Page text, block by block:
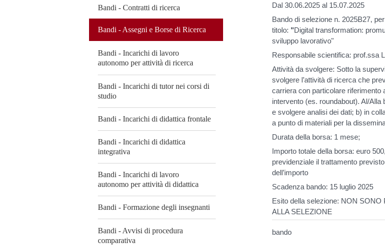
Bandi - Contratti di ricerca
Bandi - Assegni e Borse di Ricerca
Bandi - Incarichi di lavoro
autonomo per attività di ricerca
Bandi - Incarichi di tutor nei corsi di
studio
Bandi - Incarichi di didattica frontale
Bandi - Incarichi di didattica
integrativa
Bandi - Incarichi di lavoro
autonomo per attività di didattica
Bandi - Formazione degli insegnanti
Bandi - Avvisi di procedura
comparativa
Dal 30.06.2025 al 15.07.2025
Bando di selezione n. 2025B27,
titolo: "Digital transformation:
sviluppo lavorativo"
Responsabile scientifica: prof.ssa
Attività da svolgere: Sotto la
svolgere l’attività di ricerca che
carriera con particolare riferimento
intervento (es. roundabout). Al/
e svolgere analisi dei dati; b) in
a punto di materiali per la
Durata della borsa: 1 mese;
Importo totale della borsa: euro
previdenziale il trattamento
dell’importo
Scadenza bando: 15 luglio 2025
Esito della selezione: NON
ALLA SELEZIONE
bando